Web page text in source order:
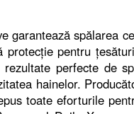
garantează spălarea
pentru
perfecte de
hainelor.
toate eforturile